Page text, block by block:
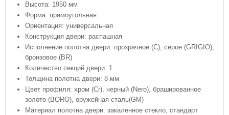
Высота: 1950 мм
Форма: прямоугольная
Ориентация: универсальная
Конструкция двери: распашная
Исполнение полотна двери: прозрачное (C), серое (GRIGIO),
бронзовое (BR)
Количество секций двери: 1
Толщина полотна двери: 8 мм
Цвет профиля: хром (Сr), черный (Nero), брашированное
золото (BORO), оружейная сталь(GM)
Материал полотна двери: закаленное стекло, стандарт